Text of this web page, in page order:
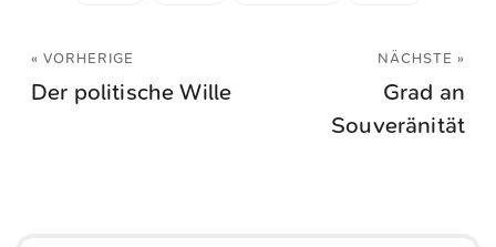
« VORHERIGE
Der politische Wille
NÄCHSTE »
Grad an
Souveränität